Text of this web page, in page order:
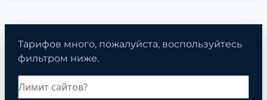
Тарифов много, пожалуйста, воспользуйтесь
фильтром ниже.